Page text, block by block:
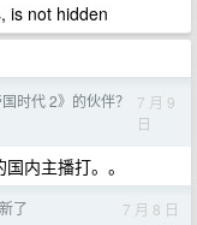
is not hidden
时代 2》的伙伴？
7 月 9
日
内主播打。。
了 7 月 8 日